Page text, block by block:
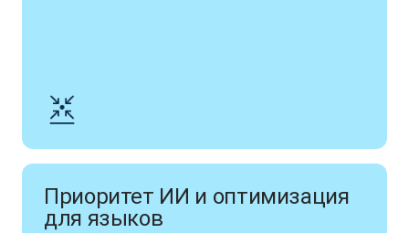
Приоритет ИИ и оптимизация
для языков